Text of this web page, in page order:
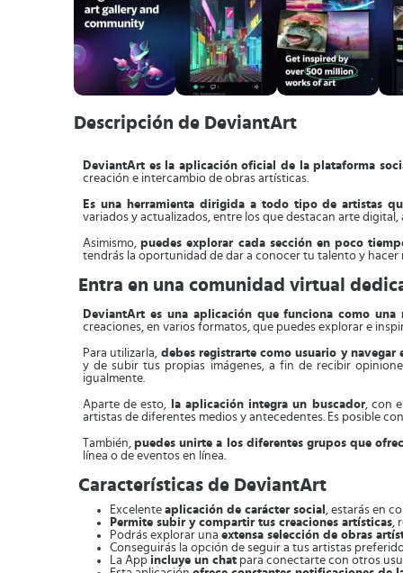
Descripción de DeviantArt
DeviantArt es la aplicación oficial de la plataforma
creación e intercambio de obras artísticas.
Es una herramienta dirigida a todo tipo de artistas
variados y actualizados, entre los que destacan arte
Asimismo,puedes explorar cada sección en poco
tendrás la oportunidad de dar a conocer tu talento y hacer
Entra en una comunidad virtual
DeviantArt es una aplicación que funciona como
creaciones, en varios formatos, que puedes explorar e
Para utilizarla, debes registrarte como usuario y navegar
y de subir tus propias imágenes, a fin de recibir
igualmente.
Aparte de esto, la aplicación integra un buscador, con
artistas de diferentes medios y antecedentes. Es posible
También,puedes unirte a los diferentes grupos que
línea o de eventos en línea.
Características de DeviantArt
Excelente aplicación de carácter social , estarás en
Permite subir y compartir tus creaciones artísticas,
Podrás explorar una extensa selección de obras
Conseguirás la opción de seguir a tus artistas
La App incluye un chat para conectarte con otros